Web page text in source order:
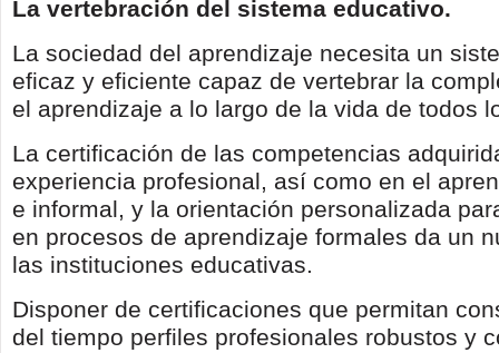
La vertebración del sistema educativo.
La sociedad del aprendizaje necesita un
eficaz y eficiente capaz de vertebrar la
el aprendizaje a lo largo de la vida de todos
La certificación de las competencias
experiencia profesional, así como en el
e informal, y la orientación personalizada
en procesos de aprendizaje formales da un
las instituciones educativas.
Disponer de certificaciones que permitan
del tiempo perfiles profesionales robustos y